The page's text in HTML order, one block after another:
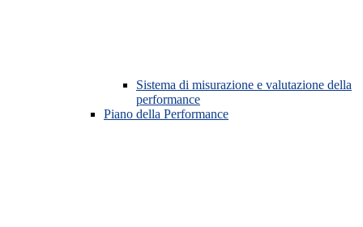
Sistema di misurazione e valutazione della
performance
Piano della Performance